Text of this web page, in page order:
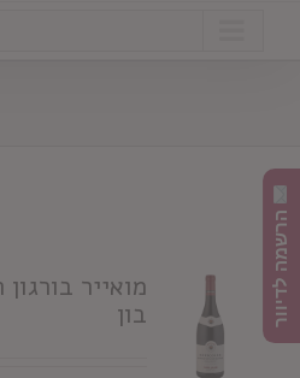
מואייר
בון
הרשמה לדיוור